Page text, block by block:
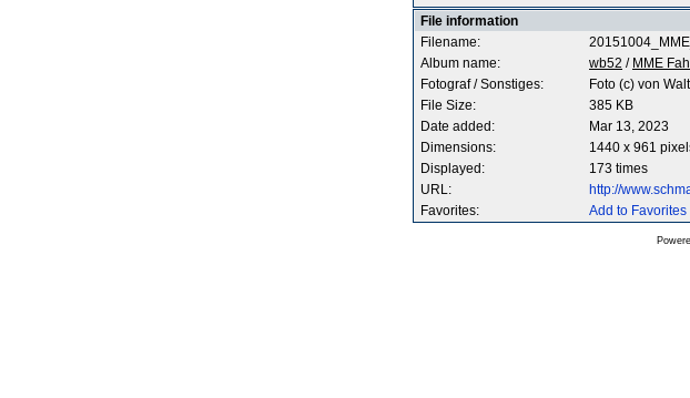
File information
Filename:
Album name:
wb52 / MME
Fotograf / Sonstiges:
Foto (c) von
File Size:
385 KB
Date added:
Mar 13, 2023
Dimensions:
1440 x 961
Displayed:
173 times
URL:
http://
Favorites:
Add to Favorites